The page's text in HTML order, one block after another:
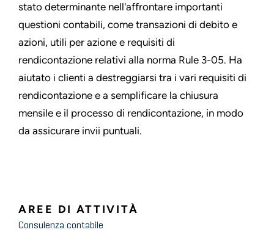
stato determinante nell'affrontare importanti
questioni contabili, come transazioni di debito e
azioni, utili per azione e requisiti di
rendicontazione relativi alla norma Rule 3-05. Ha
aiutato i clienti a destreggiarsi tra i vari requisiti di
rendicontazione e a semplificare la chiusura
mensile e il processo di rendicontazione, in modo
da assicurare invii puntuali.
AREE DI ATTIVITÀ
Consulenza contabile